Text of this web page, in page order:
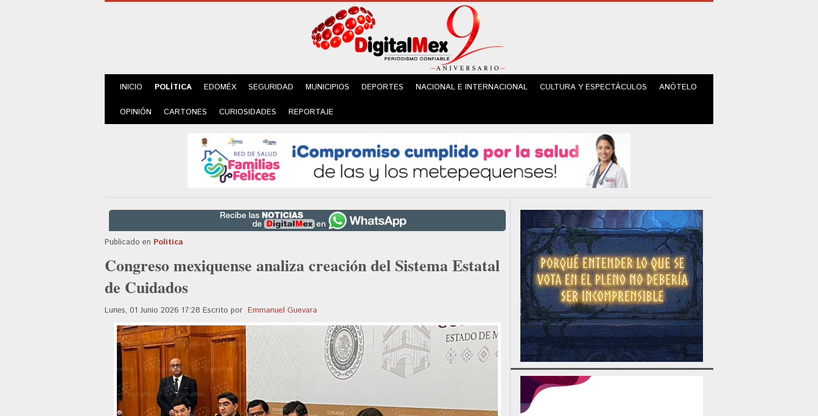
INICIO POLÍTICA EDOMÉX SEGURIDAD MUNICIPIOS DEPORTES NACIONAL E INTERNACIONAL CULTURA Y ESPECTÁCULOS ANÓTELO
OPINIÓN CARTONES CURIOSIDADES REPORTAJE
Publicado en Política
Congreso mexiquense analiza creación del Sistema Estatal
de Cuidados
Lunes, 01 Junio 2026 17:28 Escrito por Emmanuel Guevara